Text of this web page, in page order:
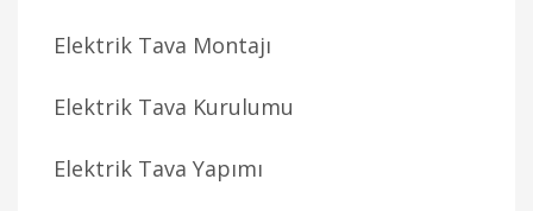
Elektrik Tava Montajı
Elektrik Tava Kurulumu
Elektrik Tava Yapımı